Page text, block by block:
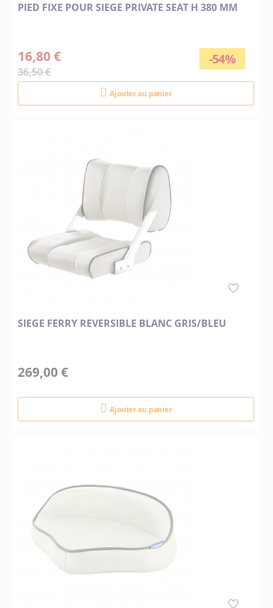
PIED FIXE POUR SIEGE PRIVATE SEAT H 380 MM
-54%
16,80 €
36,50 €
Ajouter au panier
SIEGE FERRY REVERSIBLE BLANC GRIS/BLEU
269,00 €
Ajouter au panier